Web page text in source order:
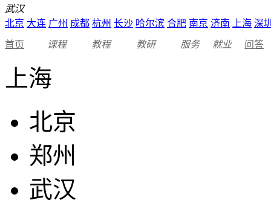
武汉
北京 大连 广州 成都 杭州 长沙 哈尔滨 合肥 南京 济南 上海 深
首页 课程 教程 教研 服务 就业 问答
上海
北京
郑州
武汉